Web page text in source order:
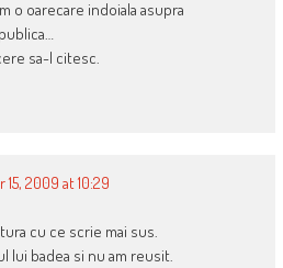
o oarecare indoiala asupra
sa-l citesc.
2009 at 10:29
cu ce scrie mai sus.
lui badea si nu am reusit.